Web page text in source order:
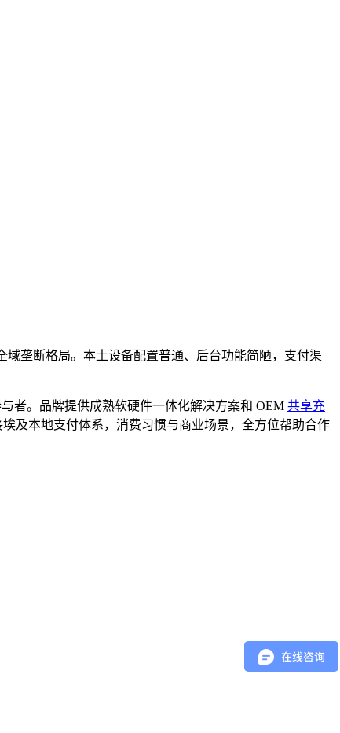
垄断格局。本土设备配置普通、后台功能简陋，支付渠
者。品牌提供成熟软硬件一体化解决方案和 OEM 共享充
及本地支付体系，消费习惯与商业场景，全方位帮助合作